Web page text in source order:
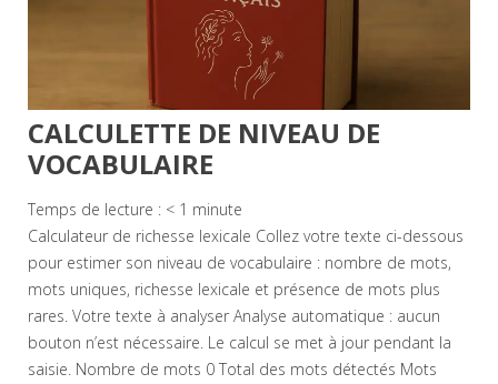
CALCULETTE DE NIVEAU DE
VOCABULAIRE
Temps de lecture : < 1 minute
Calculateur de richesse lexicale Collez votre texte ci-dessous
pour estimer son niveau de vocabulaire : nombre de mots,
mots uniques, richesse lexicale et présence de mots plus
rares. Votre texte à analyser Analyse automatique : aucun
bouton n’est nécessaire. Le calcul se met à jour pendant la
saisie. Nombre de mots 0 Total des mots détectés Mots